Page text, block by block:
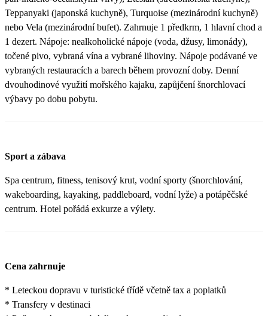
Teppanyaki (japonská kuchyně), Turquoise (mezinárodní kuchyně)
nebo Vela (mezinárodní bufet). Zahrnuje 1 předkrm, 1 hlavní chod a
1 dezert. Nápoje: nealkoholické nápoje (voda, džusy, limonády),
točené pivo, vybraná vína a vybrané lihoviny. Nápoje podávané ve
vybraných restauracích a barech během provozní doby. Denní
dvouhodinové využití mořského kajaku, zapůjčení šnorchlovací
výbavy po dobu pobytu.
Sport a zábava
Spa centrum, fitness, tenisový krut, vodní sporty (šnorchlování,
wakeboarding, kayaking, paddleboard, vodní lyže) a potápěčské
centrum. Hotel pořádá exkurze a výlety.
Cena zahrnuje
* Leteckou dopravu v turistické třídě včetně tax a poplatků
* Transfery v destinaci